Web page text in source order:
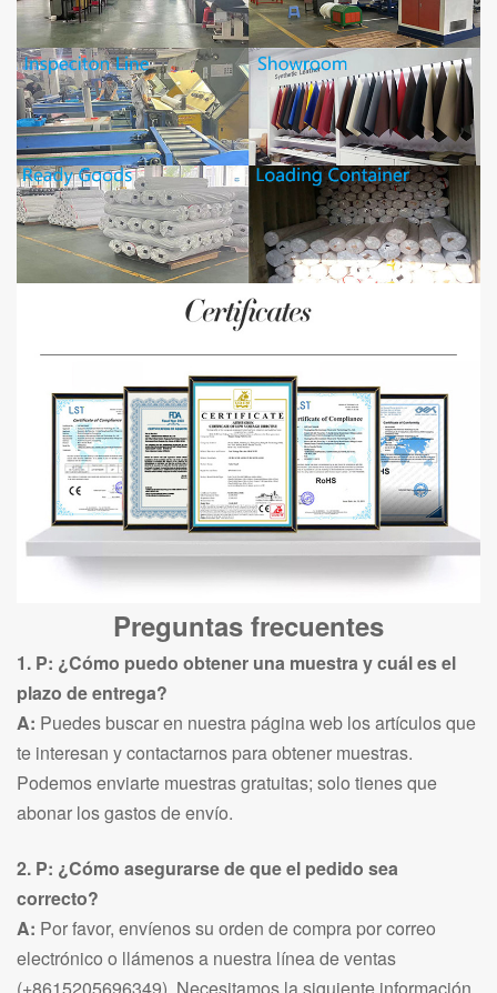
Preguntas frecuentes
1. P: ¿Cómo puedo obtener una muestra y cuál es el
plazo de entrega?
A: Puedes buscar en nuestra página web los artículos que
te interesan y contactarnos para obtener muestras.
Podemos enviarte muestras gratuitas; solo tienes que
abonar los gastos de envío.
2. P: ¿Cómo asegurarse de que el pedido sea
correcto?
A: Por favor, envíenos su orden de compra por correo
electrónico o llámenos a nuestra línea de ventas